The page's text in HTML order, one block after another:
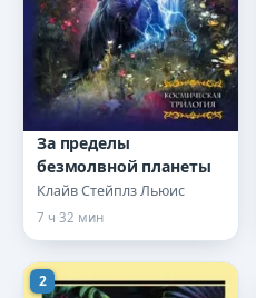
За пределы
безмолвной планеты
Клайв Стейплз Льюис
7 ч 32 мин
2